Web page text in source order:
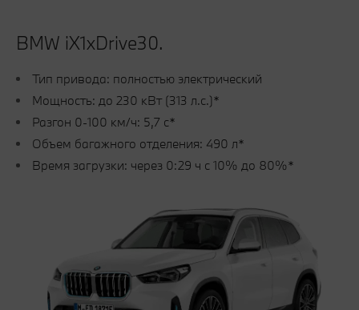
BMW iX1xDrive30.
Тип привода: полностью электрический
Мощность: до 230 кВт (313 л.с.)*
Разгон 0-100 км/ч: 5,7 с*
Объем багажного отделения: 490 л*
Время загрузки: через 0:29 ч с 10% до 80%*